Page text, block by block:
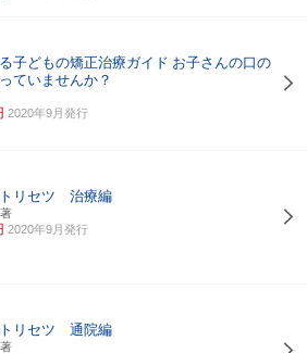
子どもの矯正治療ガイド お子さんの口の
ていませんか？
2020年9月発行
リセツ 治療編
2020年9月発行
リセツ 通院編